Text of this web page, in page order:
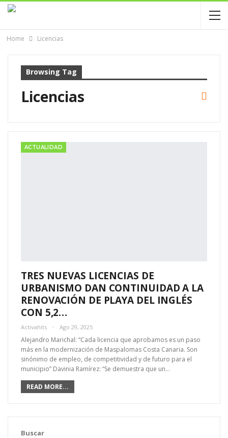
Home Licencias
Browsing Tag
Licencias
ACTUALIDAD
TRES NUEVAS LICENCIAS DE
URBANISMO DAN CONTINUIDAD A LA
RENOVACIÓN DE PLAYA DEL INGLÉS
CON 5,2…
Activahits Ago 29, 2025
Alejandro Marichal: “Cada licencia que aprobamos es un paso
más en la modernización de Maspalomas Costa Canaria. Son
sinónimo de empleo, de competitividad y de futuro para el
municipio” Davinia Ramírez: “Se demuestra que un…
READ MORE...
Buscar